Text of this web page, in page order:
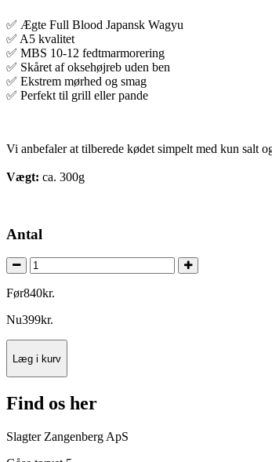
✅ Ægte Full Blood Japansk Wagyu
✅ A5 kvalitet
✅ MBS 10-12 fedtmarmorering
✅ Skåret af oksehøjreb uden ben
✅ Ekstrem mørhed og smag
✅ Perfekt til grill eller pande
Vi anbefaler at tilberede kødet simpelt med kun salt
Vægt: ca. 300g
Antal
Før840kr.
Nu399kr.
Læg i kurv
Find os her
Slagter Zangenberg ApS